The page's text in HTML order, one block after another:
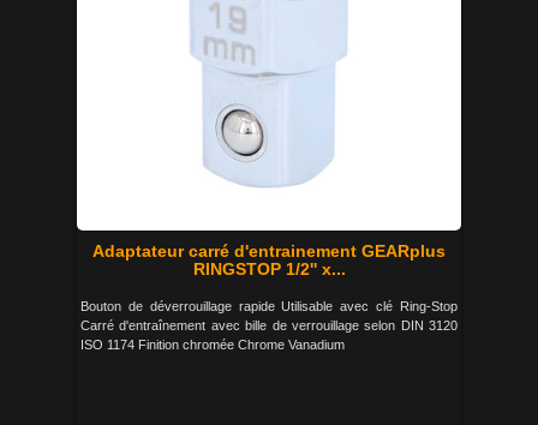
Adaptateur carré d'entrainement GEARplus
RINGSTOP 1/2'' x...
Bouton de déverrouillage rapide Utilisable avec clé Ring-Stop
Carré d'entraînement avec bille de verrouillage selon DIN 3120
ISO 1174 Finition chromée Chrome Vanadium